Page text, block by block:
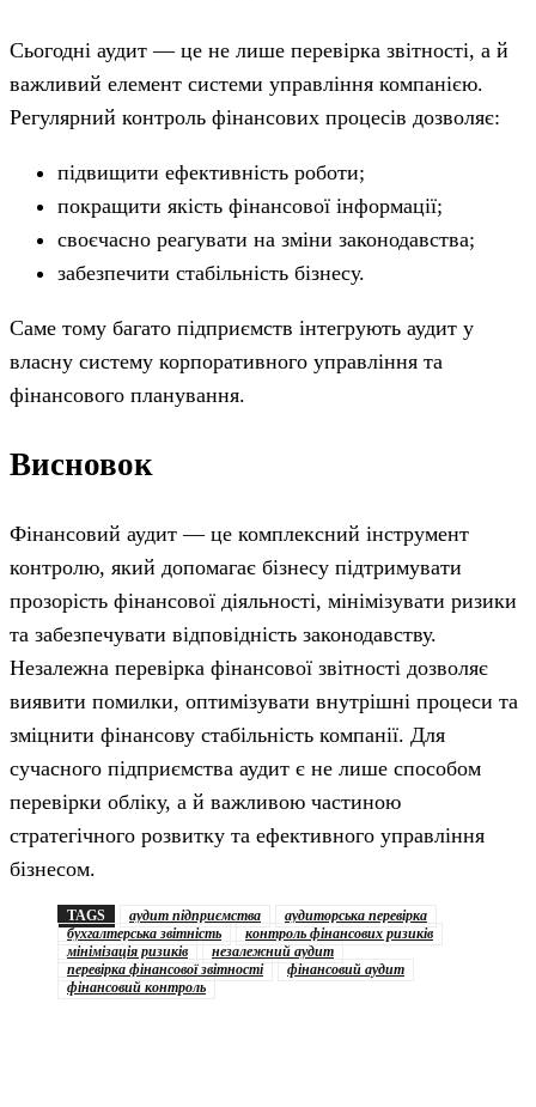
Сьогодні аудит — це не лише перевірка звітності, а й
важливий елемент системи управління компанією.
Регулярний контроль фінансових процесів дозволяє:
підвищити ефективність роботи;
покращити якість фінансової інформації;
своєчасно реагувати на зміни законодавства;
забезпечити стабільність бізнесу.
Саме тому багато підприємств інтегрують аудит у
власну систему корпоративного управління та
фінансового планування.
Висновок
Фінансовий аудит — це комплексний інструмент
контролю, який допомагає бізнесу підтримувати
прозорість фінансової діяльності, мінімізувати ризики
та забезпечувати відповідність законодавству.
Незалежна перевірка фінансової звітності дозволяє
виявити помилки, оптимізувати внутрішні процеси та
зміцнити фінансову стабільність компанії. Для
сучасного підприємства аудит є не лише способом
перевірки обліку, а й важливою частиною
стратегічного розвитку та ефективного управління
бізнесом.
TAGS аудит підприємства
аудиторська перевірка
бухгалтерська звітність
контроль фінансових ризиків
мінімізація ризиків
незалежний аудит
перевірка фінансової звітності
фінансовий аудит
фінансовий контроль